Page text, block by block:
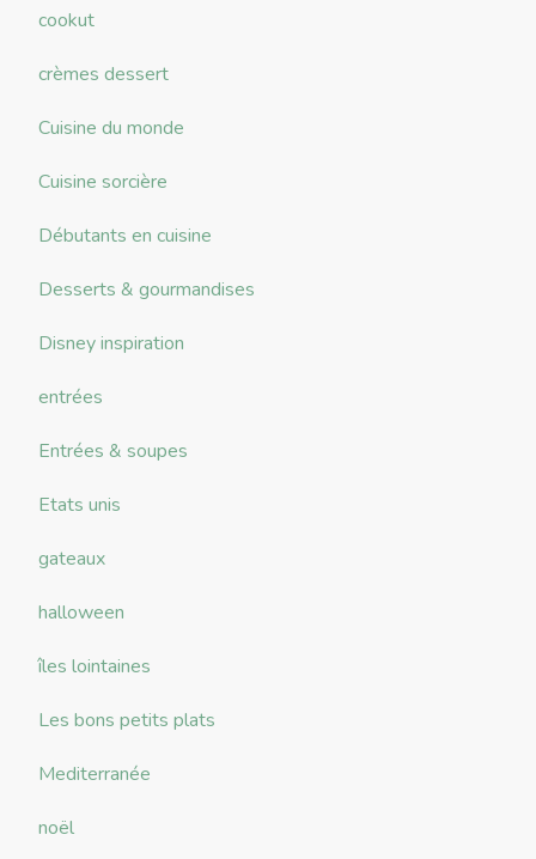
cookut
crèmes dessert
Cuisine du monde
Cuisine sorcière
Débutants en cuisine
Desserts & gourmandises
Disney inspiration
entrées
Entrées & soupes
Etats unis
gateaux
halloween
îles lointaines
Les bons petits plats
Mediterranée
noël